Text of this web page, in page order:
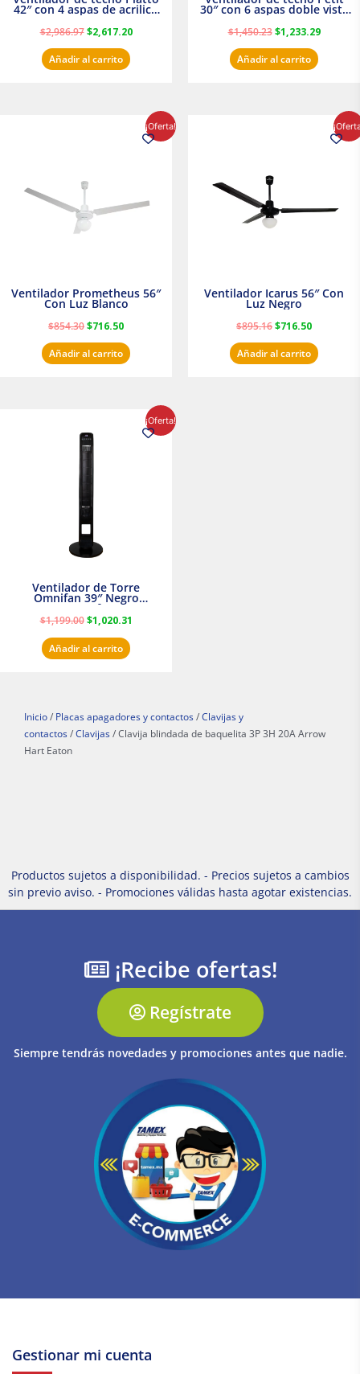
42″ con 4 aspas de acrilico
transparente
$2,986.97 $2,617.20
Añadir al carrito
30″ con 6 aspas doble vista
Satinado Masterfan
$1,450.23 $1,233.29
Añadir al carrito
¡Oferta!
Ventilador Prometheus 56″
Con Luz Blanco
$854.30$716.50
precio
actual
Añadir al carrito
Ventilador Icarus 56″ Con
Luz Negro
$895.16$716.50
precio
actual
Añadir al carrito
¡Oferta!
Ventilador de Torre
Omnifan 39″ Negro
Masterfan
$1,199.00
original
era:
$1,020.31
precio
actual
Añadir al carrito
Inicio / Placas apagadores y contactos / Clavijas y
contactos / Clavijas / Clavija blindada de baquelita 3P 3H 20A Arrow
Hart Eaton
Productos sujetos a disponibilidad. - Precios sujetos a cambios
sin previo aviso. - Promociones válidas hasta agotar existencias.
¡Recibe ofertas!
Regístrate
Siempre tendrás novedades y promociones antes que nadie.
Gestionar mi cuenta